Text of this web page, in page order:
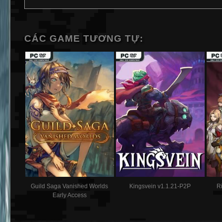
CÁC GAME TƯƠNG TỰ:
Guild Saga Vanished Worlds
Early Access
Kingsvein v1.1.21-P2P